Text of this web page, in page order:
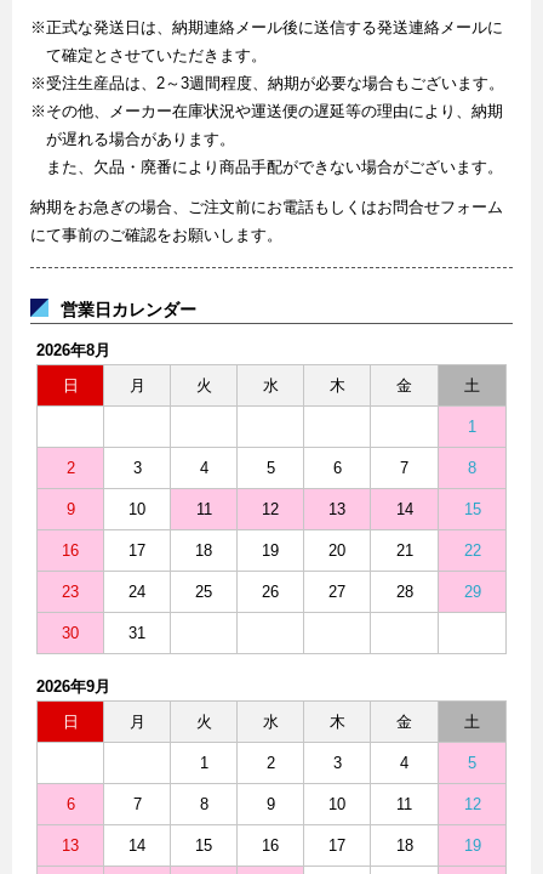
※正式な発送日は、納期連絡メール後に送信する発送連絡メールに
て確定とさせていただきます。
※受注生産品は、2～3週間程度、納期が必要な場合もございます。
※その他、メーカー在庫状況や運送便の遅延等の理由により、納期
が遅れる場合があります。
また、欠品・廃番により商品手配ができない場合がございます。
納期をお急ぎの場合、ご注文前にお電話もしくはお問合せフォーム
にて事前のご確認をお願いします。
営業日カレンダー
2026年8月
日
月 火 水 木 金 土
1
2 3 4 5 6 7 8
9 10 11 12 13 14 15
16 17 18 19 20 21 22
23 24 25 26 27 28 29
30 31
2026年9月
日
月 火 水 木 金 土
1 2 3 4 5
6 7 8 9 10 11 12
13 14 15 16 17 18 19